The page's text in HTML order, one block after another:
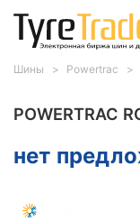
POWERTRAC
нет
Шины Powertrac